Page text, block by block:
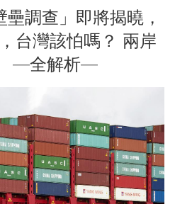
調查」即將揭曉，
台灣該怕嗎？ 兩岸
—全解析—